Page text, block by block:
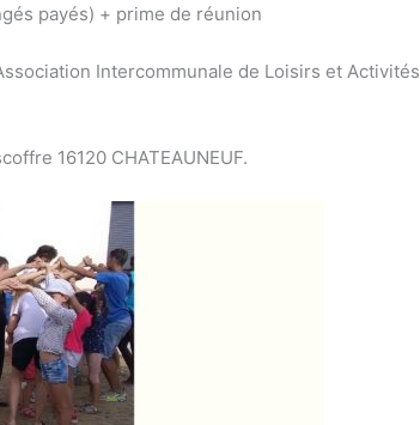
payés) + prime de réunion
Intercommunale de Loisirs et Activités
16120 CHATEAUNEUF.